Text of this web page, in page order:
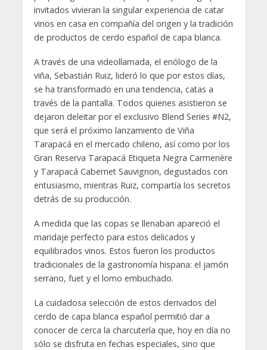
invitados vivieran la singular experiencia de catar
vinos en casa en compañía del origen y la tradición
de productos de cerdo español de capa blanca.
A través de una videollamada, el enólogo de la
viña, Sebastián Ruiz, lideró lo que por estos días,
se ha transformado en una tendencia, catas a
través de la pantalla. Todos quienes asistieron se
dejaron deleitar por el exclusivo Blend Series #N2,
que será el próximo lanzamiento de Viña
Tarapacá en el mercado chileno, así como por los
Gran Reserva Tarapacá Etiqueta Negra Carmenère
y Tarapacá Cabernet Sauvignon, degustados con
entusiasmo, mientras Ruiz, compartía los secretos
detrás de su producción.
A medida que las copas se llenaban apareció el
maridaje perfecto para estos delicados y
equilibrados vinos. Estos fueron los productos
tradicionales de la gastronomía hispana: el jamón
serrano, fuet y el lomo embuchado.
La cuidadosa selección de estos derivados del
cerdo de capa blanca español permitió dar a
conocer de cerca la charcutería que, hoy en día no
sólo se disfruta en fechas especiales, sino que